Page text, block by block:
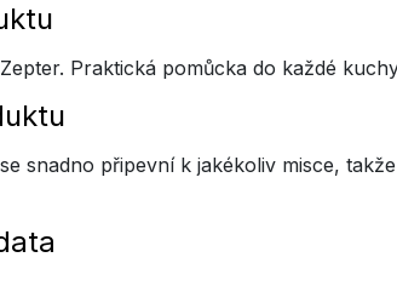
Praktická pomůcka do každé
snadno připevní k jakékoliv misce,